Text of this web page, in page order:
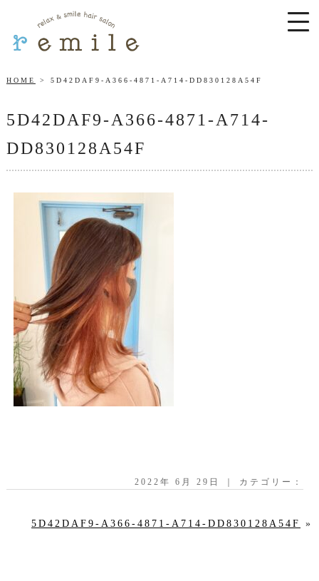
HOME 5D42DAF9-A366-4871-A714-DD830128A54F
5D42DAF9-A366-4871-A714-
DD830128A54F
2022年 6月 29日 ｜ カテゴリー：
5D42DAF9-A366-4871-A714-DD830128A54F »